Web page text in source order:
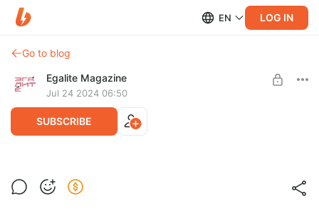
EN LOG IN
Go to blog
Egalite Magazine
Jul 24 2024 06:50
SUBSCRIBE
Несколько разворотов из нашей новой
книги, которая выйдет в августе